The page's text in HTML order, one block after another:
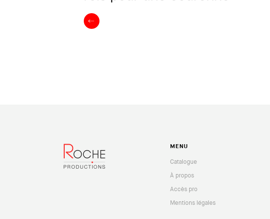
MENU
Catalogue
À propos
Accès pro
Mentions légales